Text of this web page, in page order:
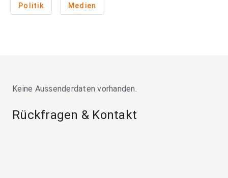
Politik Medien
Keine Aussenderdaten vorhanden.
Rückfragen & Kontakt